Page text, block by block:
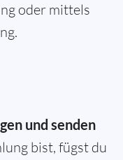
oder mittels
und senden
bist, fügst du